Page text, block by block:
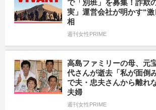
で「別班」を募集！詐欺
実」運営会社が明かす“
相
週刊女性PRIME
高島ファミリーの母、元
代さんが逝去「私が面倒
で夫・忠夫さんから離れ
夫婦
週刊女性PRIME